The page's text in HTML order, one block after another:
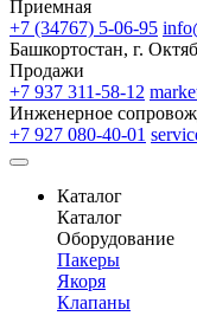
Приемная
+7 (34767) 5-06-95
Башкортостан, г.
Продажи
+7 937 311-58-12
Инженерное
+7 927 080-40-01
Каталог
Каталог
Оборудование
Пакеры
Якоря
Клапаны